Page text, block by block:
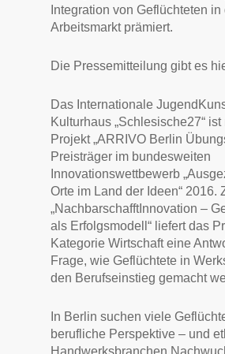
Integration von Geflüchteten in
Arbeitsmarkt prämiert.
Die Pressemitteilung gibt es
Das Internationale
Kulturhaus „Schlesische27“ ist
Projekt „ARRIVO Berlin
Preisträger im bundesweiten
Innovationswettbewerb
Orte im Land der Ideen“ 2016.
„NachbarschafftInnovation –
als Erfolgsmodell“ liefert das
Kategorie Wirtschaft eine
Frage, wie Geflüchtete in
den Berufseinstieg gemacht
In Berlin suchen viele
berufliche Perspektive – und
Handwerksbranchen